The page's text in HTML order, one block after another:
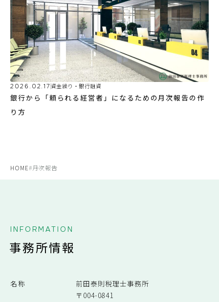
2026.02.17 資金繰り・銀行融資
銀行から「頼られる経営者」になるための月次報告の作
り方
HOME#月次報告
INFORMATION
事務所情報
名称 前田泰則税理士事務所
〒004-0841